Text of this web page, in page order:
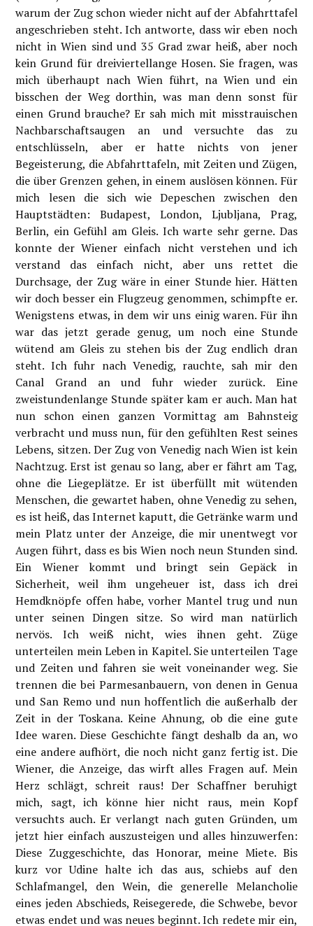
warum der Zug schon wieder nicht auf der Abfahrttafel
angeschrieben steht. Ich antworte, dass wir eben noch
nicht in Wien sind und 35 Grad zwar heiß, aber noch
kein Grund für dreiviertellange Hosen. Sie fragen, was
mich überhaupt nach Wien führt, na Wien und ein
bisschen der Weg dorthin, was man denn sonst für
einen Grund brauche? Er sah mich mit misstrauischen
Nachbarschaftsaugen an und versuchte das zu
entschlüsseln, aber er hatte nichts von jener
Begeisterung, die Abfahrttafeln, mit Zeiten und Zügen,
die über Grenzen gehen, in einem auslösen können. Für
mich lesen die sich wie Depeschen zwischen den
Hauptstädten: Budapest, London, Ljubljana, Prag,
Berlin, ein Gefühl am Gleis. Ich warte sehr gerne. Das
konnte der Wiener einfach nicht verstehen und ich
verstand das einfach nicht, aber uns rettet die
Durchsage, der Zug wäre in einer Stunde hier. Hätten
wir doch besser ein Flugzeug genommen, schimpfte er.
Wenigstens etwas, in dem wir uns einig waren. Für ihn
war das jetzt gerade genug, um noch eine Stunde
wütend am Gleis zu stehen bis der Zug endlich dran
steht. Ich fuhr nach Venedig, rauchte, sah mir den
Canal Grand an und fuhr wieder zurück. Eine
zweistundenlange Stunde später kam er auch. Man hat
nun schon einen ganzen Vormittag am Bahnsteig
verbracht und muss nun, für den gefühlten Rest seines
Lebens, sitzen. Der Zug von Venedig nach Wien ist kein
Nachtzug. Erst ist genau so lang, aber er fährt am Tag,
ohne die Liegeplätze. Er ist überfüllt mit wütenden
Menschen, die gewartet haben, ohne Venedig zu sehen,
es ist heiß, das Internet kaputt, die Getränke warm und
mein Platz unter der Anzeige, die mir unentwegt vor
Augen führt, dass es bis Wien noch neun Stunden sind.
Ein Wiener kommt und bringt sein Gepäck in
Sicherheit, weil ihm ungeheuer ist, dass ich drei
Hemdknöpfe offen habe, vorher Mantel trug und nun
unter seinen Dingen sitze. So wird man natürlich
nervös. Ich weiß nicht, wies ihnen geht. Züge
unterteilen mein Leben in Kapitel. Sie unterteilen Tage
und Zeiten und fahren sie weit voneinander weg. Sie
trennen die bei Parmesanbauern, von denen in Genua
und San Remo und nun hoffentlich die außerhalb der
Zeit in der Toskana. Keine Ahnung, ob die eine gute
Idee waren. Diese Geschichte fängt deshalb da an, wo
eine andere aufhört, die noch nicht ganz fertig ist. Die
Wiener, die Anzeige, das wirft alles Fragen auf. Mein
Herz schlägt, schreit raus! Der Schaffner beruhigt
mich, sagt, ich könne hier nicht raus, mein Kopf
versuchts auch. Er verlangt nach guten Gründen, um
jetzt hier einfach auszusteigen und alles hinzuwerfen:
Diese Zuggeschichte, das Honorar, meine Miete. Bis
kurz vor Udine halte ich das aus, schiebs auf den
Schlafmangel, den Wein, die generelle Melancholie
eines jeden Abschieds, Reisegerede, die Schwebe, bevor
etwas endet und was neues beginnt. Ich redete mir ein,